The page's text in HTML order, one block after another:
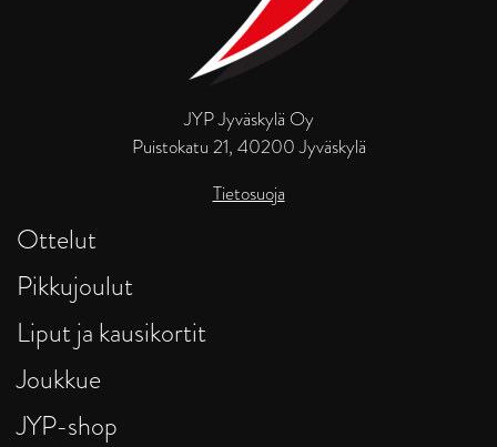
JYP Jyväskylä Oy
Puistokatu 21, 40200 Jyväskylä
Tietosuoja
Ottelut
Pikkujoulut
Liput ja kausikortit
Joukkue
JYP-shop